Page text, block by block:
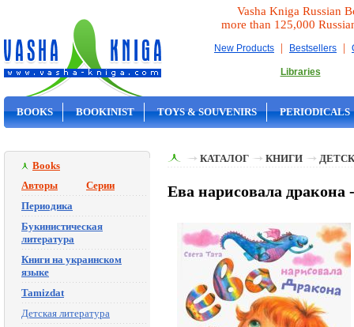
Vasha Kniga Russian
more than 125,000
New Products | Bestsellers |
Libraries
BOOKS BOOKINIST TOYS & SOUVENIRS PERIODICALS
Books
Авторы
Серии
Периодика
Букинистическая
литература
Книги на украинском
языке
Tamizdat
Детская литература
КАТАЛОГ КНИГИ
Ева нарисовала дракона